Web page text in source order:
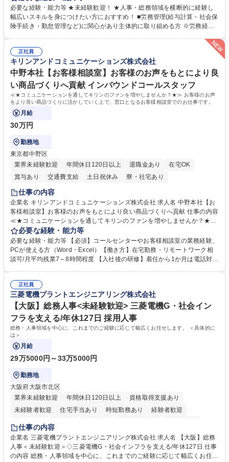
営を支えるゼネラリストをめざせます。 ・初期業務：労働時間管理、給与
計算、社会保険対応、福利厚生管理、安全衛生、健康経営推進等をお任せ
します。ご経験に応じて、休職者管理など、幅広く経験を積んでいただき
★メンバーがマンツーマンで丁寧に教えるため、ご経験が浅くても安心！
幅広く経験を積みたい意欲がある方に最適な環境です。 募集職種 【総
務・人事】未経験歓迎/日立グループ/組織運営を支えるゼネラリストを目
指す
必要な経験・能力等 ★未経験歓迎！ ★人事・総務領域を横断的に経験し
幅広いスキルを身につけたい方におすすめ！ ■労務管理(給与計算・社会保
険手続き・勤怠管理など)に関心があり主体的に取り組める方 ※労務経験
マネジメント職として活躍したい 【尚可】■人事、労務、採用、教育業務
のご経験 ■労務管理（給与計算・社会保険手続き・勤怠管理など）の経験
■衛生管理者の資格をお持ちの方 学歴・資格 学歴：大学院 大学 高専 短大
専修学校 高校 語学力： 資格：
正社員
キリンアンドコミュニケーションズ株式会社
中野本社【お客様相談室】お客様のお声をもとにより良
い商品づくりへ貢献 インバウンドコールスタッフ
≪★コミュニケーションを通してキリンのファンを増やしませんか？★≫ お客様のお声
をより良い商品づくりに活かしていく上で、窓口となるお客様相談室でのお仕事です。
月給
30万円
勤務地
東京都中野区
業界未経験歓迎
年間休日120日以上 退職金あり
在宅OK
賞与あり
交通費支給 土日祝休み 寮・社宅あり
仕事の内容
企業名 キリンアンドコミュニケーションズ株式会社 求人名 中野本社【お
客様相談室】お客様のお声をもとにより良い商品づくりへ貢献 仕事の内容
≪★コミュニケーションを通してキリンのファンを増やしませんか？★≫
お客様のお声をより良い商品づくりに活かしていく上で、窓口となるお客
様相談室でのお仕事です。 日々お客様からいただくキリングループへのご
意見を、企業活動に活かしています。お客様からの声に迅速かつ誠意をも
って対応、情報提供するとともにグループ内活動に反映しています。 【具
平均100件前後■メール・手紙：同上40件前後 募集職種 中野本社【お客様
相談室】お客様のお声をもとにより良い商品づくりへ貢献
必要な経験・能力等
必要な経験・能力等 【必須】コールセンターやお客様相談室の業務経験、
PCが使える方（Word・Excel）【働き方】在宅勤務・リモートワーク相
談可/月平均残業7～8時間程度 【入社後の研修】着任から1か月は電話対応
すのでご安心ください。 【当社について】キリングループの広報機能を担
う会社として、お客様との出会いを大切にし、磨き上げたホスピタリティ
を込めてコミュニケーションをとりながら広報関連業務を行っておりま
す。 学歴・資格 学歴：大学院 大学 高専 短大 専修学校 高校 語学力： 資
格：
正社員
三菱電機プラントエンジニアリング株式会社
【大阪】総務人事<未経験歓迎> 三菱電機G・社会イン
フラを支える/年休127日 採用人事
総務・人事領域を中心に、これまでのご経験に応じて幅広くお任せします。 ＜具体的に
は＞
月給
29万5000円～33万5000円
勤務地
大阪府大阪市北区
業界未経験歓迎
年間休日120日以上
資格取得支援あり
未経験者歓迎
住宅手当あり 時短勤務あり
経験者歓迎
退職金あり
駅近5分以内
土日祝休み 服装自由 寮・社宅あり 食事補助あり
仕事の内容
企業名 三菱電機プラントエンジニアリング株式会社 求人名 【大阪】総務
人事＜未経験歓迎＞◇三菱電機G・社会インフラを支える/年休127日 仕事
の内容 総務・人事領域を中心に、これまでのご経験に応じて幅広くお任せ